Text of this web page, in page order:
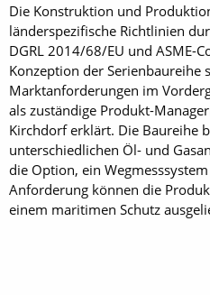
Die Konstruktion und
länderspezifische Richtlinien
DGRL 2014/68/EU und ASME-
Konzeption der Serienbaureihe
Marktanforderungen im
als zuständige Produkt-
Kirchdorf erklärt. Die Baureihe
unterschiedlichen Öl- und
die Option, ein
Anforderung können die
einem maritimen Schutz